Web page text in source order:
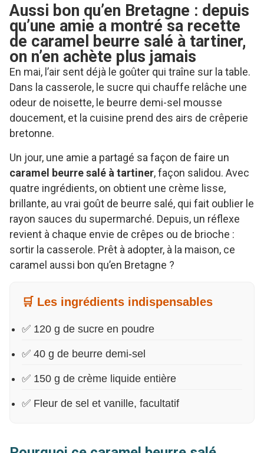
Aussi bon qu’en Bretagne : depuis
qu’une amie a montré sa recette
de caramel beurre salé à tartiner,
on n’en achète plus jamais
En mai, l’air sent déjà le goûter qui traîne sur la table.
Dans la casserole, le sucre qui chauffe relâche une
odeur de noisette, le beurre demi-sel mousse
doucement, et la cuisine prend des airs de crêperie
bretonne.
Un jour, une amie a partagé sa façon de faire un
caramel beurre salé à tartiner, façon salidou. Avec
quatre ingrédients, on obtient une crème lisse,
brillante, au vrai goût de beurre salé, qui fait oublier le
rayon sauces du supermarché. Depuis, un réflexe
revient à chaque envie de crêpes ou de brioche :
sortir la casserole. Prêt à adopter, à la maison, ce
caramel aussi bon qu’en Bretagne ?
🛒 Les ingrédients indispensables
✅ 120 g de sucre en poudre
✅ 40 g de beurre demi-sel
✅ 150 g de crème liquide entière
✅ Fleur de sel et vanille, facultatif